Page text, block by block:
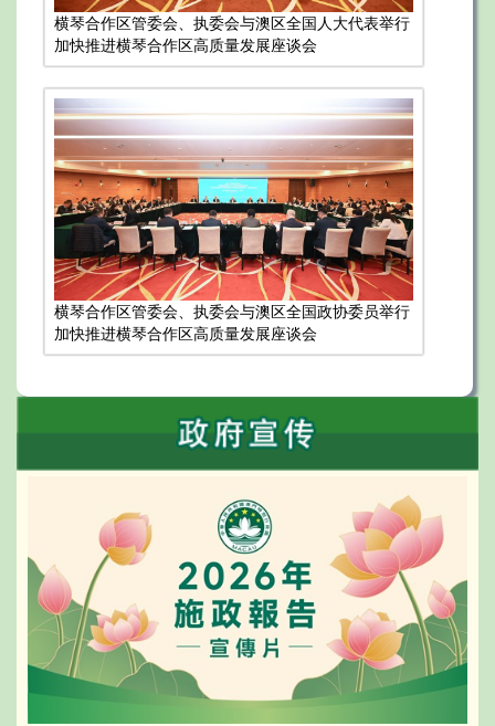
横琴合作区管委会、执委会与澳区全国人大代表举行
加快推进横琴合作区高质量发展座谈会
横琴合作区管委会、执委会与澳区全国政协委员举行
加快推进横琴合作区高质量发展座谈会